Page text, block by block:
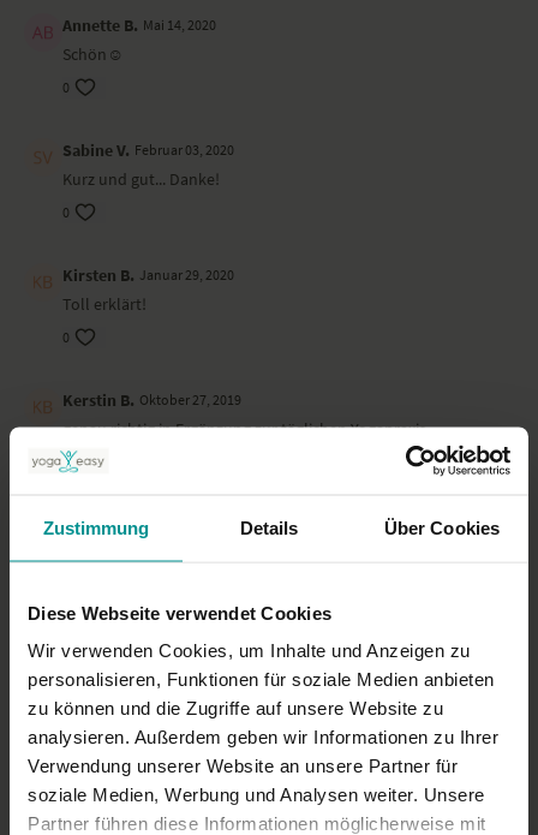
Zustimmung Details Über Cookies
Diese Webseite verwendet Cookies
Wir verwenden Cookies, um Inhalte und Anzeigen zu
personalisieren, Funktionen für soziale Medien anbieten
zu können und die Zugriffe auf unsere Website zu
analysieren. Außerdem geben wir Informationen zu Ihrer
Verwendung unserer Website an unsere Partner für
soziale Medien, Werbung und Analysen weiter. Unsere
Partner führen diese Informationen möglicherweise mit
Annette B. Mai 14, 2020
Schön☺
0
Sabine V. Februar 03, 2020
Kurz und gut... Danke!
0
Kirsten B. Januar 29, 2020
Toll erklärt!
0
Kerstin B. Oktober 27, 2019
genau richtig in Ergänzung zur täglichen Yogapraxis....
0
Dagmar P. Juli 20, 2019
New U. März 30, 2019
War super
0
Mehr laden